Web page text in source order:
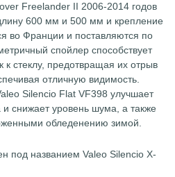
Freelander II 2006-2014 годов
600 мм и 500 мм и крепление
во Франции и поставляются по
спойлер способствует
стеклу, предотвращая их отрыв
отличную видимость.
Silencio Flat VF398 улучшает
и снижает уровень шума, а также
обледенению зимой.
под названием Valeo Silencio X-